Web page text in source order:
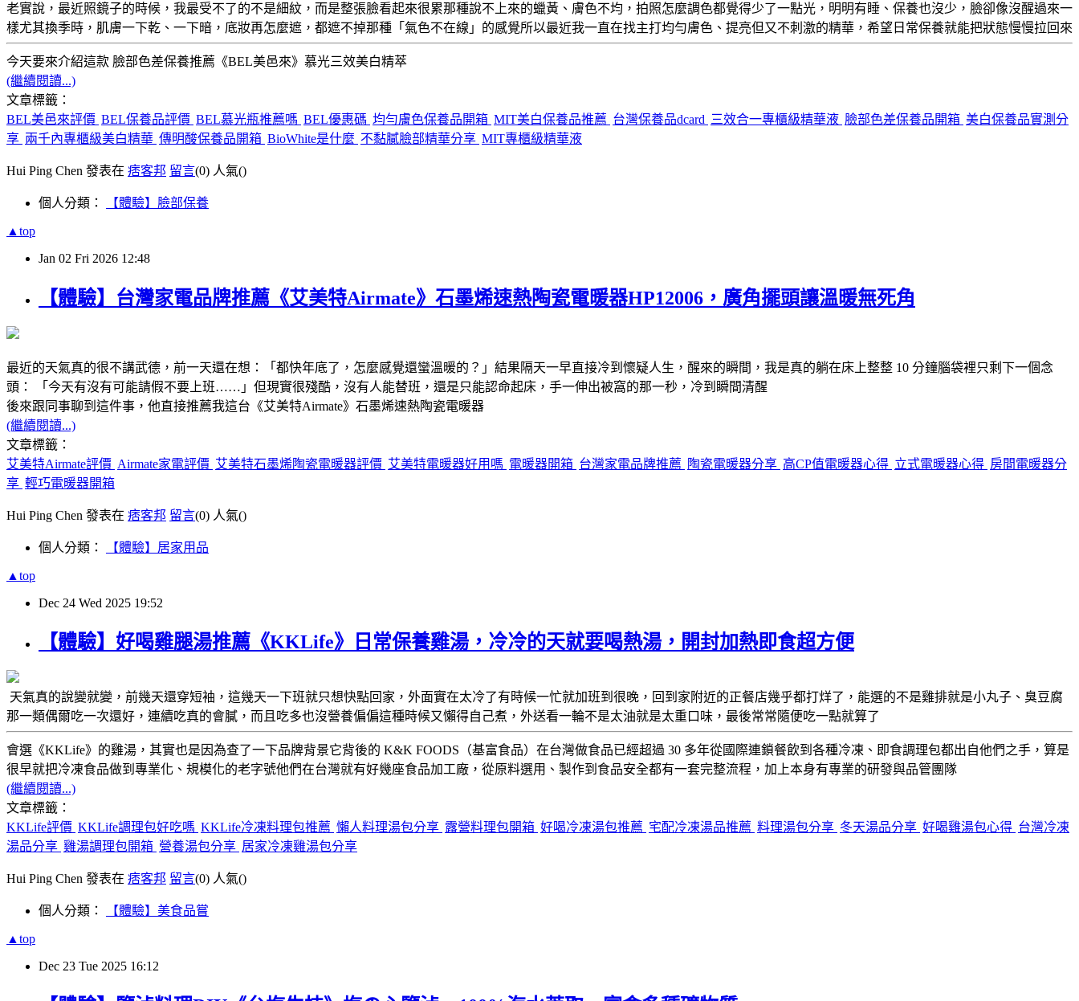
老實說，最近照鏡子的時候，我最受不了的不是細紋，而是整張臉看起來很累那種說不上來的蠟黃、膚色不均，拍照怎麼調色都覺得少了一點光，明明有睡、保養也沒少，臉卻像沒醒過來一
樣尤其換季時，肌膚一下乾、一下暗，底妝再怎麼遮，都遮不掉那種「氣色不在線」的感覺所以最近我一直在找主打均勻膚色、提亮但又不刺激的精華 ，希望日常保養就能把狀態慢慢拉回來
今天要來介紹這款 臉部色差保養推薦《BEL美邑來》慕光三效美白精萃
(繼續閱讀...)
文章標籤：
BEL美邑來評價 BEL保養品評價 BEL慕光瓶推薦嗎 BEL優惠碼 均勻膚色保養品開箱 MIT美白保養品推薦 台灣保養品dcard 三效合一專櫃級精華液 臉部色差保養品開箱 美白保養品實測分
享 兩千內專櫃級美白精華 傳明酸保養品開箱 BioWhite是什麼 不黏膩臉部精華分享 MIT專櫃級精華液
Hui Ping Chen 發表在 痞客邦 留言(0) 人氣()
個人分類： 【體驗】臉部保養
▲top
Jan 02 Fri 2026 12:48
【體驗】台灣家電品牌推薦《艾美特Airmate》石墨烯速熱陶瓷電暖器HP12006，廣角擺頭讓溫暖無死角
最近的天氣真的很不講武德，前一天還在想：「都快年底了，怎麼感覺還蠻溫暖的？」結果隔天一早直接冷到懷疑人生，醒來的瞬間，我是真的躺在床上整整 10 分鐘腦袋裡只剩下一個念
頭： 「今天有沒有可能請假不要上班……」但現實很殘酷，沒有人能替班，還是只能認命起床，手一伸出被窩的那一秒，冷到瞬間清醒
後來跟同事聊到這件事，他直接推薦我這台《艾美特Airmate》石墨烯速熱陶瓷電暖器
(繼續閱讀...)
文章標籤：
艾美特Airmate評價 Airmate家電評價 艾美特石墨烯陶瓷電暖器評價 艾美特電暖器好用嗎 電暖器開箱 台灣家電品牌推薦 陶瓷電暖器分享 高CP值電暖器心得 立式電暖器心得 房間電暖器分
享 輕巧電暖器開箱
Hui Ping Chen 發表在 痞客邦 留言(0) 人氣()
個人分類： 【體驗】居家用品
▲top
Dec 24 Wed 2025 19:52
【體驗】好喝雞腿湯推薦《KKLife》日常保養雞湯，冷冷的天就要喝熱湯，開封加熱即食超方便
天氣真的說變就變，前幾天還穿短袖，這幾天一下班就只想快點回家，外面實在太冷了有時候一忙就加班到很晚，回到家附近的正餐店幾乎都打烊了，能選的不是雞排就是小丸子、臭豆腐
那一類偶爾吃一次還好，連續吃真的會膩，而且吃多也沒營養偏偏這種時候又懶得自己煮，外送看一輪不是太油就是太重口味，最後常常隨便吃一點就算了
會選《KKLife》的雞湯，其實也是因為查了一下品牌背景它背後的 K&K FOODS（基富食品）在台灣做食品已經超過 30 多年從國際連鎖餐飲到各種冷凍、即食調理包都出自他們之手，算是
很早就把冷凍食品做到專業化、規模化的老字號他們在台灣就有好幾座食品加工廠，從原料選用、製作到食品安全都有一套完整流程，加上本身有專業的研發與品管團隊
(繼續閱讀...)
文章標籤：
KKLife評價 KKLife調理包好吃嗎 KKLife冷凍料理包推薦 懶人料理湯包分享 露營料理包開箱 好喝冷凍湯包推薦 宅配冷凍湯品推薦 料理湯包分享 冬天湯品分享 好喝雞湯包心得 台灣冷凍
湯品分享 雞湯調理包開箱 營養湯包分享 居家冷凍雞湯包分享
Hui Ping Chen 發表在 痞客邦 留言(0) 人氣()
個人分類： 【體驗】美食品嘗
▲top
Dec 23 Tue 2025 16:12